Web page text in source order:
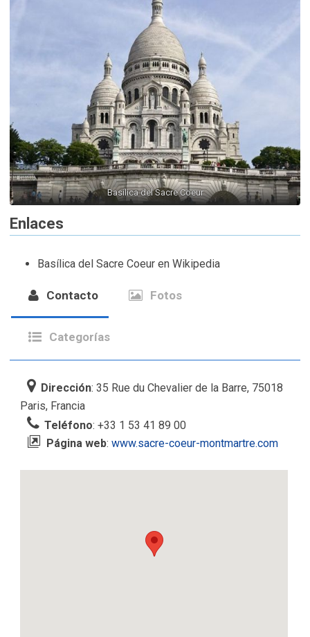
Basílica del Sacre Coeur
Enlaces
Basílica del Sacre Coeur en Wikipedia
Contacto Fotos
Categorías
Dirección: 35 Rue du Chevalier de la Barre, 75018
Paris, Francia
Teléfono: +33 1 53 41 89 00
Página web: www.sacre-coeur-montmartre.com